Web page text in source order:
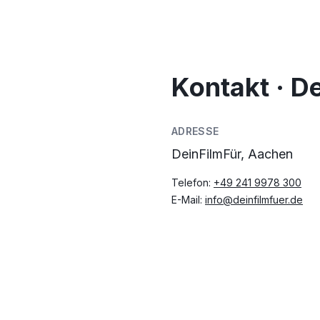
Kontakt ·
ADRESSE
DeinFilmFür, Aachen
Telefon: +49 241 9978 300
E-Mail: info@deinfilmfuer.de